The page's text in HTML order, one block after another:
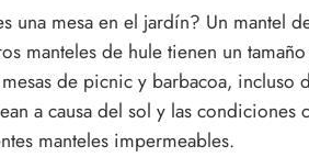
una mesa en el jardín? Un mantel
manteles de hule tienen un
de picnic y barbacoa, incluso
a causa del sol y las
manteles impermeables.